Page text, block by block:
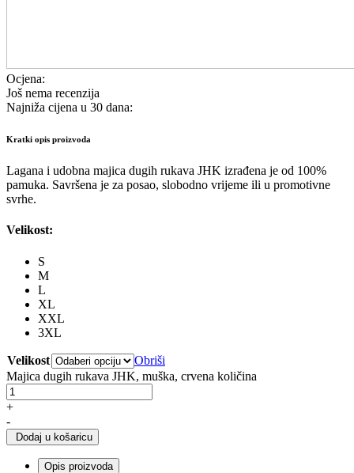
Ocjena:
Još nema recenzija
Najniža cijena u 30 dana:
Kratki opis proizvoda
Lagana i udobna majica dugih rukava JHK izrađena je od 100%
pamuka. Savršena je za posao, slobodno vrijeme ili u promotivne
svrhe.
Velikost:
S
M
L
XL
XXL
3XL
Velikost
Obriši
Majica dugih rukava JHK, muška, crvena količina
+
-
Dodaj u košaricu
Opis proizvoda